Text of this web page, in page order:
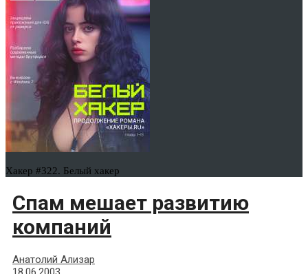
Хакер #322. Белый хакер
Спам мешает развитию
компаний
Анатолий Ализар